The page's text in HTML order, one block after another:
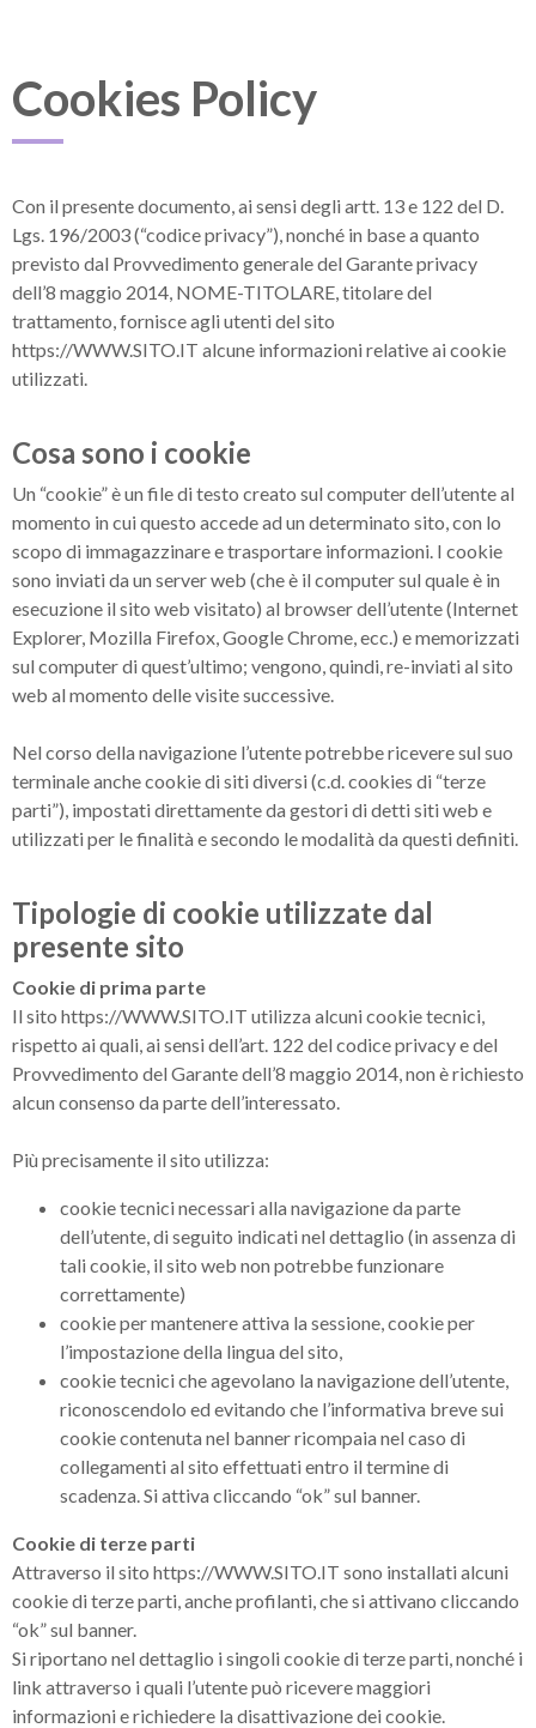
Cookies Policy
Con il presente documento, ai sensi degli artt. 13 e 122 del D.
Lgs. 196/2003 (“codice privacy”), nonché in base a quanto
previsto dal Provvedimento generale del Garante privacy
dell’8 maggio 2014, NOME-TITOLARE, titolare del
trattamento, fornisce agli utenti del sito
https://WWW.SITO.IT alcune informazioni relative ai cookie
utilizzati.
Cosa sono i cookie
Un “cookie” è un file di testo creato sul computer dell’utente al
momento in cui questo accede ad un determinato sito, con lo
scopo di immagazzinare e trasportare informazioni. I cookie
sono inviati da un server web (che è il computer sul quale è in
esecuzione il sito web visitato) al browser dell’utente (Internet
Explorer, Mozilla Firefox, Google Chrome, ecc.) e memorizzati
sul computer di quest’ultimo; vengono, quindi, re-inviati al sito
web al momento delle visite successive.
Nel corso della navigazione l’utente potrebbe ricevere sul suo
terminale anche cookie di siti diversi (c.d. cookies di “terze
parti”), impostati direttamente da gestori di detti siti web e
utilizzati per le finalità e secondo le modalità da questi definiti.
Tipologie di cookie utilizzate dal
presente sito
Cookie di prima parte
Il sito https://WWW.SITO.IT utilizza alcuni cookie tecnici,
rispetto ai quali, ai sensi dell’art. 122 del codice privacy e del
Provvedimento del Garante dell’8 maggio 2014, non è richiesto
alcun consenso da parte dell’interessato.
Più precisamente il sito utilizza:
cookie tecnici necessari alla navigazione da parte
dell’utente, di seguito indicati nel dettaglio (in assenza di
tali cookie, il sito web non potrebbe funzionare
correttamente)
cookie per mantenere attiva la sessione, cookie per
l’impostazione della lingua del sito,
cookie tecnici che agevolano la navigazione dell’utente,
riconoscendolo ed evitando che l’informativa breve sui
cookie contenuta nel banner ricompaia nel caso di
collegamenti al sito effettuati entro il termine di
scadenza. Si attiva cliccando “ok” sul banner.
Cookie di terze parti
Attraverso il sito https://WWW.SITO.IT sono installati alcuni
cookie di terze parti, anche profilanti, che si attivano cliccando
“ok” sul banner.
Si riportano nel dettaglio i singoli cookie di terze parti, nonché i
link attraverso i quali l’utente può ricevere maggiori
informazioni e richiedere la disattivazione dei cookie.